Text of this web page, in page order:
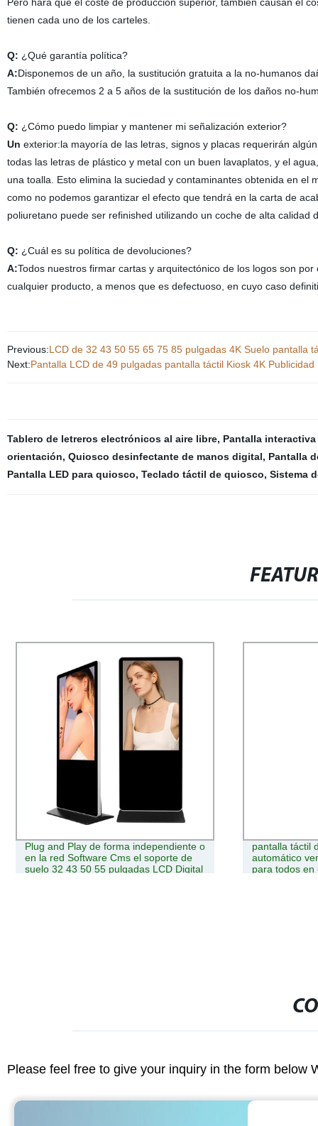
tienen cada uno de los carteles.
Q: ¿Qué garantía política?
A:Disponemos de un año, la sustitución gratuita a la no-humanos
También ofrecemos 2 a 5 años de la sustitución de los daños no-
Q: ¿Cómo puedo limpiar y mantener mi señalización exterior?
Un exterior:la mayoría de las letras, signos y placas requerirán
todas las letras de plástico y metal con un buen lavaplatos, y el
una toalla. Esto elimina la suciedad y contaminantes obtenida en
como no podemos garantizar el efecto que tendrá en la carta de
poliuretano puede ser refinished utilizando un coche de alta calidad
Q: ¿Cuál es su política de devoluciones?
A:Todos nuestros firmar cartas y arquitectónico de los logos son
cualquier producto, a menos que es defectuoso, en cuyo caso
Previous:LCD de 32 43 50 55 65 75 85 pulgadas 4K Suelo pantalla
Next:Pantalla LCD de 49 pulgadas pantalla táctil Kiosk 4K
Tablero de letreros electrónicos al aire libre, Pantalla
orientación, Quiosco desinfectante de manos digital, Pantalla
Pantalla LED para quiosco, Teclado táctil de quiosco, Sistema
pantalla táctil de alta calidad servicio
automático vertical en la pantalla LCD
para todos en un quiosco de la pantalla
Pantalla
alimentos
de 32
Please feel free to give your inquiry in the form below